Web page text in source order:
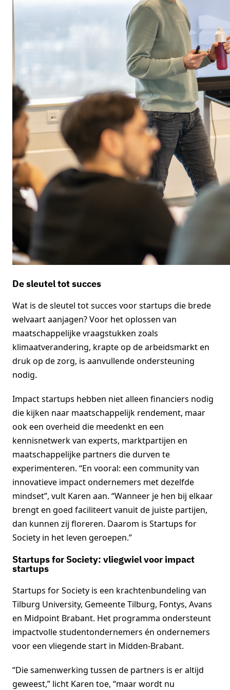
De sleutel tot succes
Wat is de sleutel tot succes voor startups die brede
welvaart aanjagen? Voor het oplossen van
maatschappelijke vraagstukken zoals
klimaatverandering, krapte op de arbeidsmarkt en
druk op de zorg, is aanvullende ondersteuning
nodig.
Impact startups hebben niet alleen financiers nodig
die kijken naar maatschappelijk rendement, maar
ook een overheid die meedenkt en een
kennisnetwerk van experts, marktpartijen en
maatschappelijke partners die durven te
experimenteren. “En vooral: een community van
innovatieve impact ondernemers met dezelfde
mindset”, vult Karen aan. “Wanneer je hen bij elkaar
brengt en goed faciliteert vanuit de juiste partijen,
dan kunnen zij floreren. Daarom is Startups for
Society in het leven geroepen.”
Startups for Society: vliegwiel voor impact
startups
Startups for Society is een krachtenbundeling van
Tilburg University, Gemeente Tilburg, Fontys, Avans
en Midpoint Brabant. Het programma ondersteunt
impactvolle studentondernemers én ondernemers
voor een vliegende start in Midden-Brabant.
“Die samenwerking tussen de partners is er altijd
geweest,” licht Karen toe, “maar wordt nu